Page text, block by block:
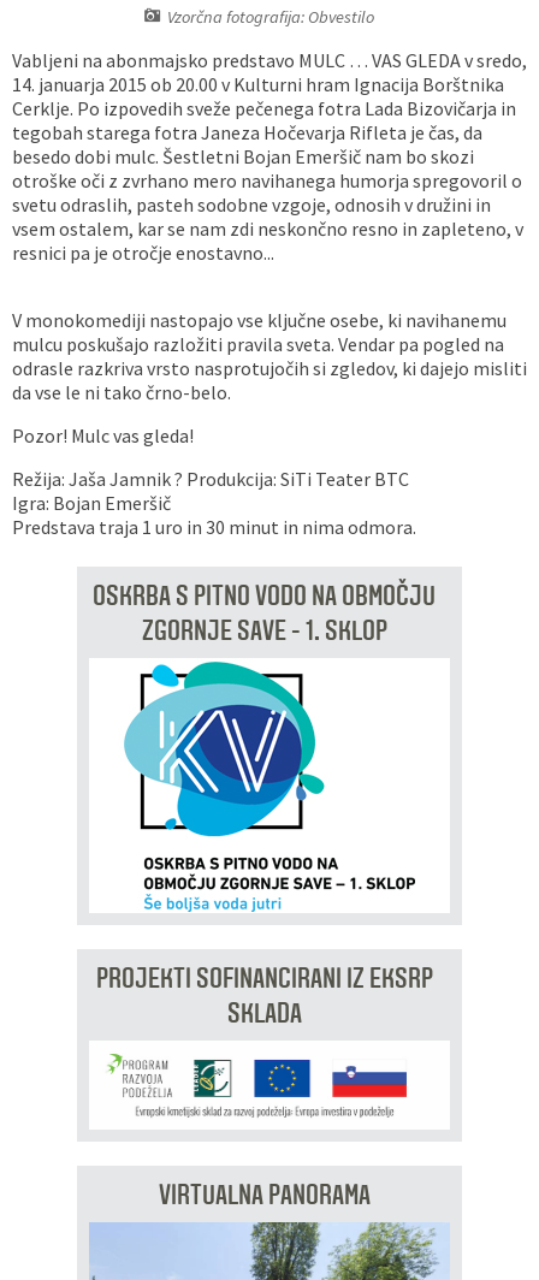
Vzorčna fotografija: Obvestilo
Vabljeni na abonmajsko predstavo MULC … VAS GLEDA v sredo,
14. januarja 2015 ob 20.00 v Kulturni hram Ignacija Borštnika
Cerklje. Po izpovedih sveže pečenega fotra Lada Bizovičarja in
tegobah starega fotra Janeza Hočevarja Rifleta je čas, da
besedo dobi mulc. Šestletni Bojan Emeršič nam bo skozi
otroške oči z zvrhano mero navihanega humorja spregovoril o
svetu odraslih, pasteh sodobne vzgoje, odnosih v družini in
vsem ostalem, kar se nam zdi neskončno resno in zapleteno, v
resnici pa je otročje enostavno...
V monokomediji nastopajo vse ključne osebe, ki navihanemu
mulcu poskušajo razložiti pravila sveta. Vendar pa pogled na
odrasle razkriva vrsto nasprotujočih si zgledov, ki dajejo misliti
da vse le ni tako črno-belo.
Pozor! Mulc vas gleda!
Režija: Jaša Jamnik ? Produkcija: SiTi Teater BTC
Igra: Bojan Emeršič
Predstava traja 1 uro in 30 minut in nima odmora.
OSKRBA S PITNO VODO NA OBMOČJU
ZGORNJE SAVE - 1. SKLOP
PROJEKTI SOFINANCIRANI IZ EKSRP
SKLADA
VIRTUALNA PANORAMA
Častno razsodišče
Medobčinski inšpektorat
Gasilstvo, zaščita in reševanje
Načrt ravnanja s stvarnim premoženjem
MojaObčina.si